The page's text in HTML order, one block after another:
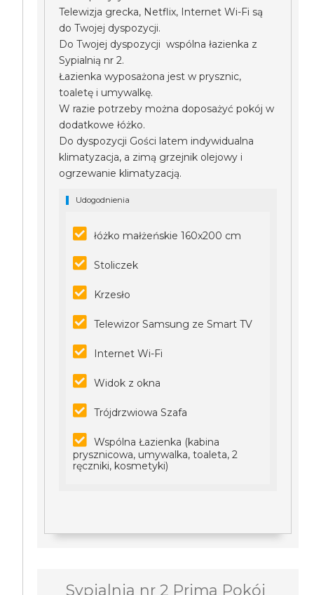
Telewizja grecka, Netflix, Internet Wi-Fi są
do Twojej dyspozycji.
Do Twojej dyspozycji wspólna łazienka z
Sypialnią nr 2.
Łazienka wyposażona jest w prysznic,
toaletę i umywalkę.
W razie potrzeby można doposażyć pokój w
dodatkowe łóżko.
Do dyspozycji Gości latem indywidualna
klimatyzacja, a zimą grzejnik olejowy i
ogrzewanie klimatyzacją.
Udogodnienia
łóżko małżeńskie 160x200 cm
Stoliczek
Krzesło
Telewizor Samsung ze Smart TV
Internet Wi-Fi
Widok z okna
Trójdrzwiowa Szafa
Wspólna Łazienka (kabina
prysznicowa, umywalka, toaleta, 2
ręczniki, kosmetyki)
Sypialnia nr 2 Prima Pokój